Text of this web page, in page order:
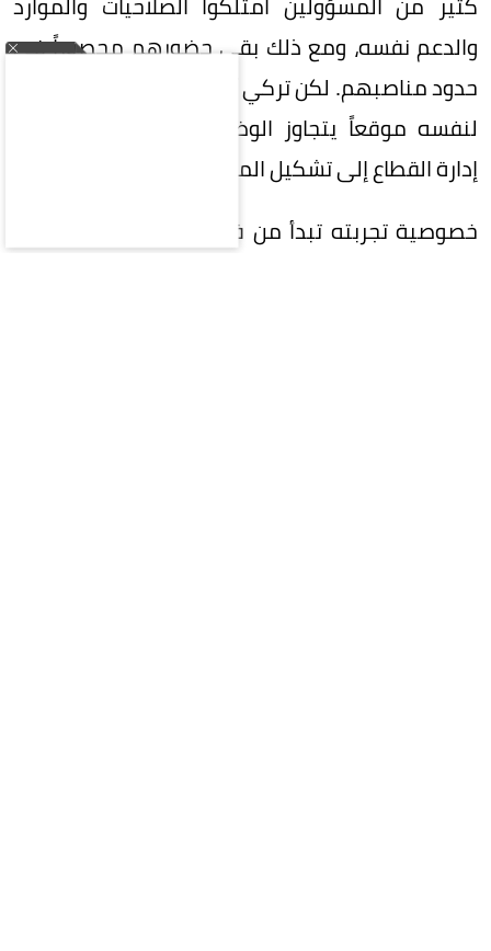
والدعم نفسه، ومع ذلك بقي حضورهم محصوراً في
حدود مناصبهم. لكن تركي آل الشيخ، استطاع أن يبني
لنفسه موقعاً يتجاوز الوظيفة إلى التأثير، ويتجاوز
إدارة القطاع إلى تشكيل المزاج العام المحيط به.
خصوصية تجربته تبدأ من فهمه المبكر للفارق بين